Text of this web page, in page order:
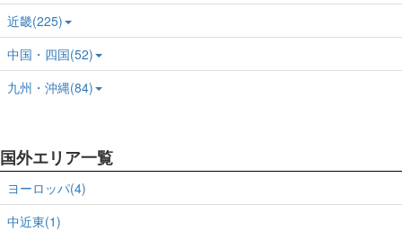
近畿(225)
中国・四国(52)
九州・沖縄(84)
国外エリア一覧
ヨーロッパ(4)
中近東(1)